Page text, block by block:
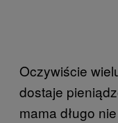
Oczywiście
dostaje
mama długo